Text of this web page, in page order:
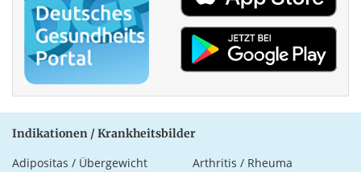
Indikationen / Krankheitsbilder
Adipositas / Übergewicht
Arthritis / Rheuma